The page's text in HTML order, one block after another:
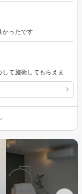
かったです